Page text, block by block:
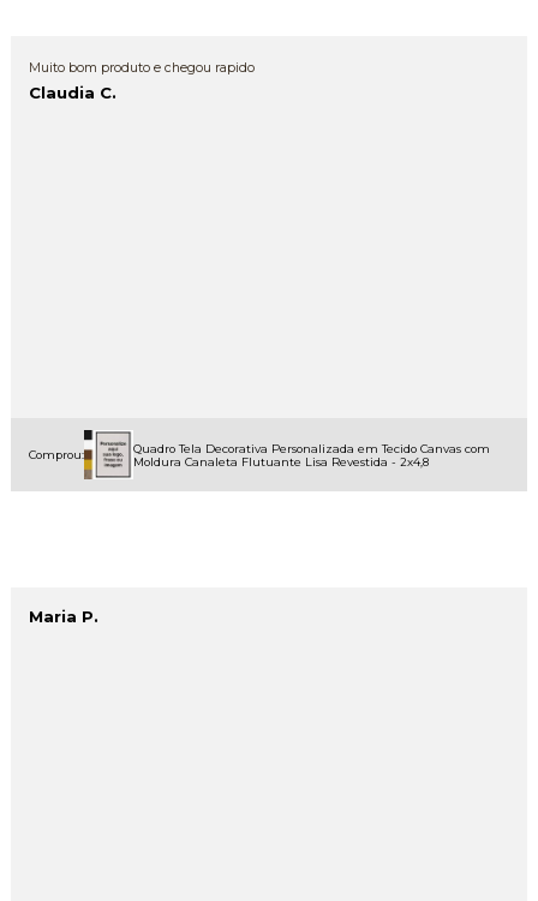
Muito bom produto e chegou rapido
Claudia C.
Comprou:
Quadro Tela Decorativa Personalizada em Tecido Canvas com
Moldura Canaleta Flutuante Lisa Revestida - 2x4,8
Maria P.